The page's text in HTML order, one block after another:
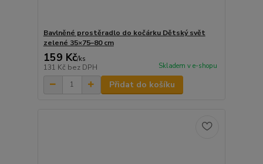
Bavlněné prostěradlo do kočárku Dětský svět
zelené 35×75–80 cm
159 Kč/ks
131 Kč bez DPH Skladem v e-shopu
Přidat do košíku